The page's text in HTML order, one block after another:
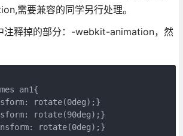
需要兼容的同学另行处理。
注释掉的部分：-webkit-animation，然
an1{
rotate(0deg);}
rotate(90deg);}
rotate(0deg);}